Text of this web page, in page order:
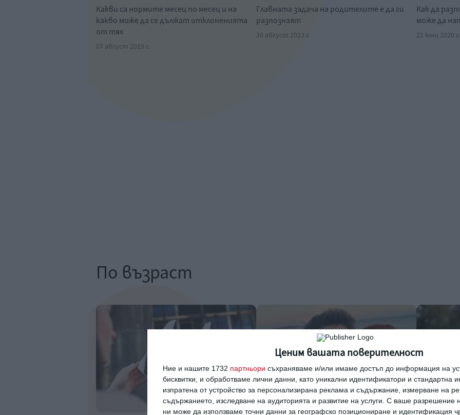
Ценим вашата поверителност
Ние и нашите 1732 партньори съхраняваме и/или имаме достъп до информация на
бисквитки, и обработваме лични данни, като уникални идентификатори и стандартна
изпратена от устройство за персонализирана реклама и съдържание, измерване на
съдържанието, изследване на аудиторията и развитие на услуги. С ваше разрешение
ни може да използваме точни данни за географско позициониране и идентификация
Какви са нормите месец по месец и на
какво може да се дължат отклоненията
от тях
07 август 2019 г.
Главната задача на родителите е да ги
разпознаят
30 август 2023 г.
Как да
може да
21 юни 2020 г.
По възраст